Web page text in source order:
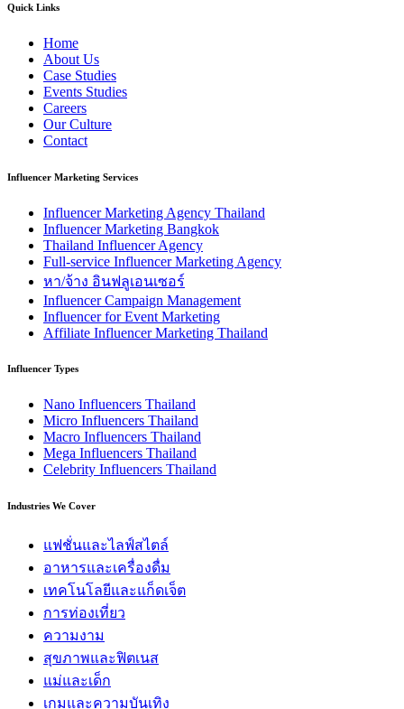
Quick Links
Home
About Us
Case Studies
Events Studies
Careers
Our Culture
Contact
Influencer Marketing Services
Influencer Marketing Agency Thailand
Influencer Marketing Bangkok
Thailand Influencer Agency
Full-service Influencer Marketing Agency
หา/จ้าง อินฟลูเอนเซอร์
Influencer Campaign Management
Influencer for Event Marketing
Affiliate Influencer Marketing Thailand
Influencer Types
Nano Influencers Thailand
Micro Influencers Thailand
Macro Influencers Thailand
Mega Influencers Thailand
Celebrity Influencers Thailand
Industries We Cover
แฟชั่นและไลฟ์สไตล์
อาหารและเครื่องดื่ม
เทคโนโลยีและแก็ดเจ็ต
การท่องเที่ยว
ความงาม
สุขภาพและฟิตเนส
แม่และเด็ก
เกมและความบันเทิง